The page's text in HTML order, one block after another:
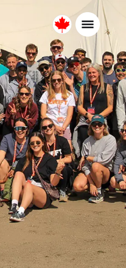
Canada
Français